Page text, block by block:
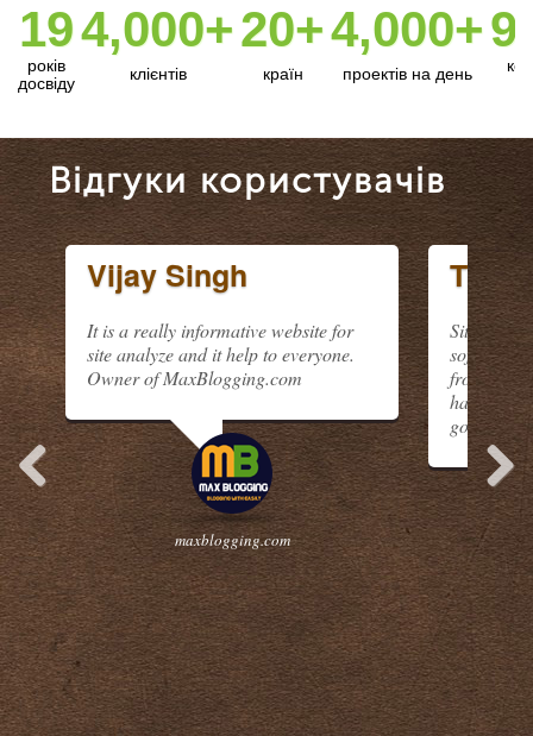
194,000+20+4,000+
років
досвіду
клієнтів країн проектів на день
Відгуки користувачів
Vijay Singh
It is a really informative website for
site analyze and it help to everyone.
Owner of MaxBlogging.com
maxblogging.com
Tibor
software.
from
has no
go on
Previous Next